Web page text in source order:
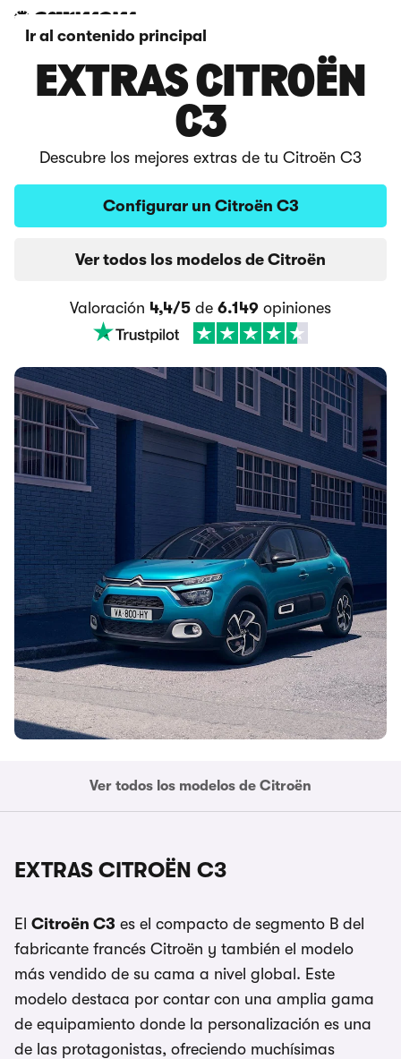
Ir al contenido principal
EXTRAS CITROËN
C3
Descubre los mejores extras de tu Citroën C3
Configurar un Citroën C3
Ver todos los modelos de Citroën
Valoración 4,4/5 de 6.149 opiniones
Ver todos los modelos de Citroën
EXTRAS CITROËN C3
El Citroën C3 es el compacto de segmento B del
fabricante francés Citroën y también el modelo
más vendido de su cama a nivel global. Este
modelo destaca por contar con una amplia gama
de equipamiento donde la personalización es una
de las protagonistas, ofreciendo muchísimas